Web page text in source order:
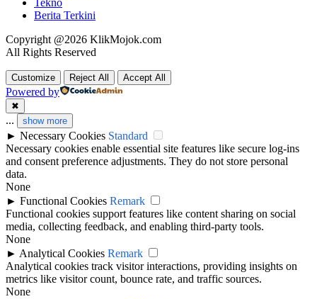
Tekno
Berita Terkini
Copyright @2026 KlikMojok.com
All Rights Reserved
Customize Reject All Accept All
Powered by
✖
... show more
► Necessary Cookies Standard
Necessary cookies enable essential site features like secure log-ins
and consent preference adjustments. They do not store personal
data.
None
► Functional Cookies Remark
Functional cookies support features like content sharing on social
media, collecting feedback, and enabling third-party tools.
None
► Analytical Cookies Remark
Analytical cookies track visitor interactions, providing insights on
metrics like visitor count, bounce rate, and traffic sources.
None